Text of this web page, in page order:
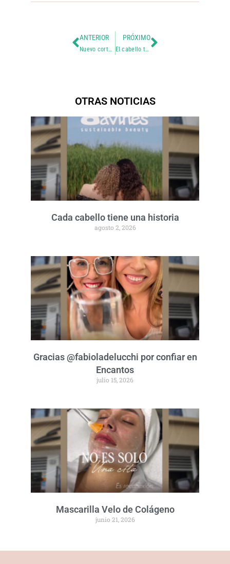
ANTERIOR
Nuevo corte y nueva actitud
PRÓXIMO
El cabello también forma parte de nuestra historia
OTRAS NOTICIAS
Cada cabello tiene una historia
agosto 2, 2026
Gracias @fabioladelucchi por confiar en
Encantos
julio 15, 2026
Mascarilla Velo de Colágeno
junio 21, 2026